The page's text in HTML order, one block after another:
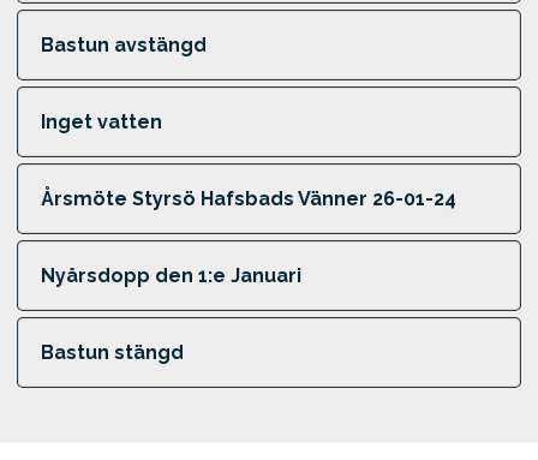
Bastun avstängd
Inget vatten
Årsmöte Styrsö Hafsbads Vänner 26-01-24
Nyårsdopp den 1:e Januari
Bastun stängd